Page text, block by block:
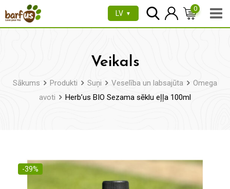
uz
LV ▼
0
Veikals
Sākums Produkti Suņi Veselība un labsajūta
Omega
avoti
Herb’us BIO Sezama sēklu eļļa 100ml
-39%